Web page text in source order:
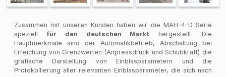
Zusammen mit unseren Kunden haben wir die MAH-4-D Serie
speziellfür den deutschen Markt hergestellt. Die
Hauptmerkmale sind der Automatikbetrieb, Abschaltung bei
Erreichung von Grenzwerten (Anpressdruck und Schubkraft) die
grafische Darstellung von Einblasparametern und die
Protokollierung aller relevanten Einblasparameter, die sich nach